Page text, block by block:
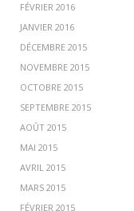
FÉVRIER 2016
JANVIER 2016
DÉCEMBRE 2015
NOVEMBRE 2015
OCTOBRE 2015
SEPTEMBRE 2015
AOÛT 2015
MAI 2015
AVRIL 2015
MARS 2015
FÉVRIER 2015